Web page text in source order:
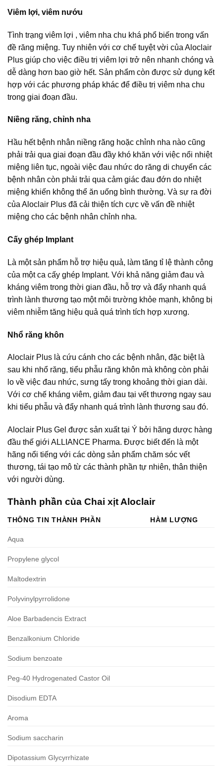
Viêm lợi, viêm nướu
Tình trạng viêm lợi , viêm nha chu khá phổ biến trong vấn
đề răng miệng. Tuy nhiên với cơ chế tuyệt vời của Aloclair
Plus giúp cho việc điều trị viêm lợi trở nên nhanh chóng và
dễ dàng hơn bao giờ hết. Sản phẩm còn được sử dụng kết
hợp với các phương pháp khác để điều trị viêm nha chu
trong giai đoạn đầu.
Niềng răng, chỉnh nha
Hầu hết bệnh nhân niềng răng hoặc chỉnh nha nào cũng
phải trải qua giai đoạn đầu đầy khó khăn với việc nổi nhiệt
miệng liên tục, ngoài việc đau nhức do răng di chuyển các
bệnh nhân còn phải trải qua cảm giác đau đớn do nhiệt
miệng khiến không thể ăn uống bình thường. Và sự ra đời
của Aloclair Plus đã cải thiện tích cực về vấn đề nhiệt
miệng cho các bệnh nhân chỉnh nha.
Cấy ghép Implant
Là một sản phẩm hỗ trợ hiệu quả, làm tăng tỉ lệ thành công
của một ca cấy ghép Implant. Với khả năng giảm đau và
kháng viêm trong thời gian đầu, hỗ trợ và đẩy nhanh quá
trình lành thương tạo một môi trường khỏe mạnh, không bị
viêm nhiễm tăng hiệu quả quá trình tích hợp xương.
Nhổ răng khôn
Aloclair Plus là cứu cánh cho các bệnh nhân, đặc biệt là
sau khi nhổ răng, tiểu phẫu răng khôn mà không còn phải
lo về việc đau nhức, sưng tấy trong khoảng thời gian dài.
Với cơ chế kháng viêm, giảm đau tại vết thương ngay sau
khi tiểu phẫu và đẩy nhanh quá trình lành thương sau đó.
Aloclair Plus Gel được sản xuất tại Ý bởi hãng dược hàng
đầu thế giới ALLIANCE Pharma. Được biết đến là một
hãng nổi tiếng với các dòng sản phẩm chăm sóc vết
thương, tái tạo mô từ các thành phần tự nhiên, thân thiện
với người dùng.
Thành phần của Chai xịt Aloclair
THÔNG TIN THÀNH PHẦN HÀM LƯỢNG
Aqua
Propylene glycol
Maltodextrin
Polyvinylpyrrolidone
Aloe Barbadencis Extract
Benzalkonium Chloride
Sodium benzoate
Peg-40 Hydrogenated Castor Oil
Disodium EDTA
Aroma
Sodium saccharin
Dipotassium Glycyrrhizate